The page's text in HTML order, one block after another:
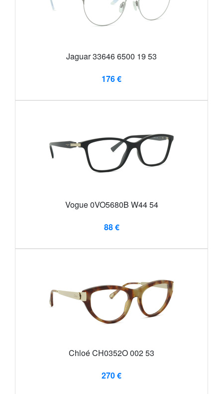
Jaguar 33646 6500 19 53
176 €
Vogue 0VO5680B W44 54
88 €
Chloé CH0352O 002 53
270 €